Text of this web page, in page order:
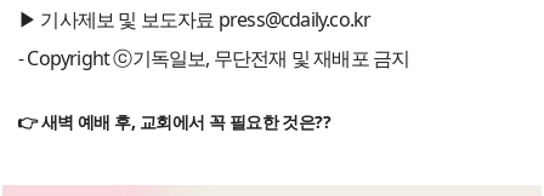
▶ 기사제보 및 보도자료 press@cdaily.co.kr
- Copyright ⓒ기독일보, 무단전재 및 재배포 금지
👉 새벽 예배 후, 교회에서 꼭 필요한 것은??